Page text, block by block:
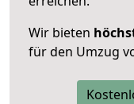
Wir bieten
für den Umzug